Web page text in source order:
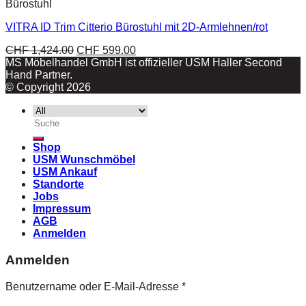
Bürostuhl
VITRA ID Trim Citterio Bürostuhl mit 2D-Armlehnen/rot
CHF1,424.00 CHF 599.00
MS Möbelhandel GmbH ist offizieller USM Haller Second
Hand Partner.
© Copyright 2026
Suche
nach:
Shop
USM Wunschmöbel
USM Ankauf
Standorte
Jobs
Impressum
AGB
Anmelden
Anmelden
Benutzername oder E-Mail-Adresse *